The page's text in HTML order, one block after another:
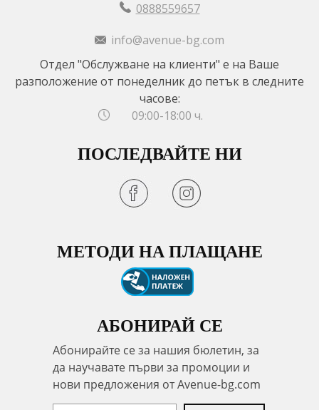
0888559657
info@avenue-bg.com
Отдел "Обслужване на клиенти" е на Ваше
разположение от понеделник до петък в следните
часове:
09:00-18:00 ч.
ПОСЛЕДВАЙТЕ НИ
МЕТОДИ НА ПЛАЩАНЕ
АБОНИРАЙ СЕ